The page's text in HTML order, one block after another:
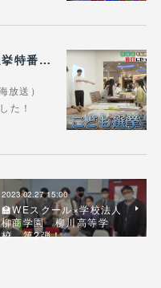
【メディア情報】参院選えひめ選挙特番「前日にやっても委員会」にワークショップの様子を取り上げていただきました！
放送）
た！
2023.02.27 15:00
🏫WEスクール×学校法人
柳商学園 柳川高等学
校 第2弾！